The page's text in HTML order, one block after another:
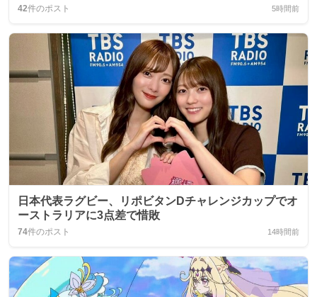
42件のポスト 5時間前
日本代表ラグビー、リポビタンDチャレンジカップでオ
ーストラリアに3点差で惜敗
74件のポスト 14時間前